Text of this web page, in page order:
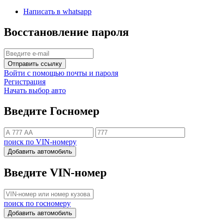
Написать в whatsapp
Восстановление пароля
Отправить ссылку
Войти с помощью почты и пароля
Регистрация
Начать выбор авто
Введите Госномер
поиск по VIN-номеру
Добавить автомобиль
Введите VIN-номер
поиск по госномеру
Добавить автомобиль